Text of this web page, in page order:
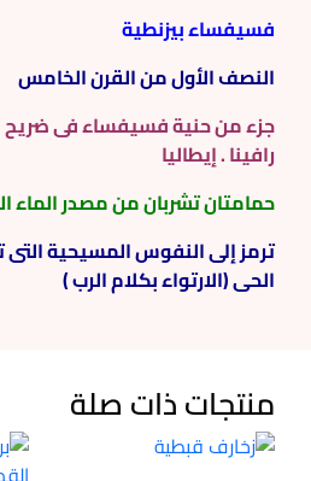
فسيفساء بيزنطية
النصف الأول من القرن الخامس
جزء من حنية فسيفساء فى ضريح
رافينا . إيطاليا
حمامتان تشربان من مصدر الماء
ترمز إلى النفوس المسيحية التى
الحى (الارتواء بكلام الرب )
منتجات ذات صلة